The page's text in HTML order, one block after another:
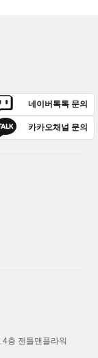
네이버톡톡 문의
카카오채널 문의
층 젠틀맨플라워